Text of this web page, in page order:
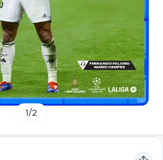
1/2